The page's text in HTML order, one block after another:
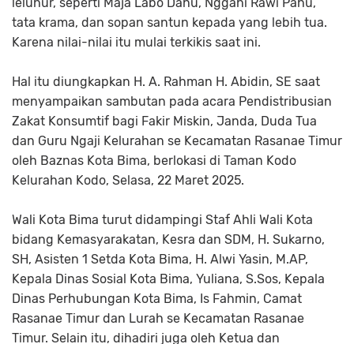
tata krama, dan sopan santun kepada yang lebih tua.
Karena nilai-nilai itu mulai terkikis saat ini.
Hal itu diungkapkan H. A. Rahman H. Abidin, SE saat
menyampaikan sambutan pada acara Pendistribusian
Zakat Konsumtif bagi Fakir Miskin, Janda, Duda Tua
dan Guru Ngaji Kelurahan se Kecamatan Rasanae Timur
oleh Baznas Kota Bima, berlokasi di Taman Kodo
Kelurahan Kodo, Selasa, 22 Maret 2025.
Wali Kota Bima turut didampingi Staf Ahli Wali Kota
bidang Kemasyarakatan, Kesra dan SDM, H. Sukarno,
SH, Asisten 1 Setda Kota Bima, H. Alwi Yasin, M.AP,
Kepala Dinas Sosial Kota Bima, Yuliana, S.Sos, Kepala
Dinas Perhubungan Kota Bima, Is Fahmin, Camat
Rasanae Timur dan Lurah se Kecamatan Rasanae
Timur. Selain itu, dihadiri juga oleh Ketua dan